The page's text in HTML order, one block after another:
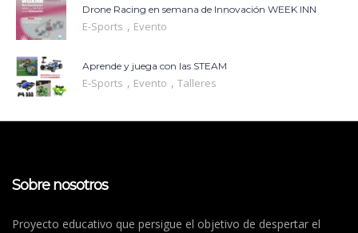
Drone Racing en semana de Innovación WEEK INN
E-Sports , Evento
Aprende y juega con las STEAM
E-Sports , Evento , Talleres
Sobre nosotros
Proyecto educativo que persigue el objetivo de despertar el